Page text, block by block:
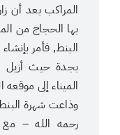
المراكب بعد أن
بها الحجاج من
البنط, فأمر
بجدة حيث أزيل
الميناء إلى موقعه
وذاعت شهرة
رحمه الله – مع